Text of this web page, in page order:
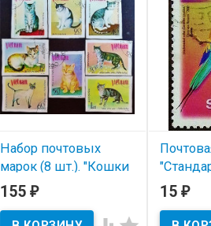
Набор почтовых
марок (8 шт.). "Кошки
(II)". 1979 год,
155 ₽
фауна".
В
15 ₽